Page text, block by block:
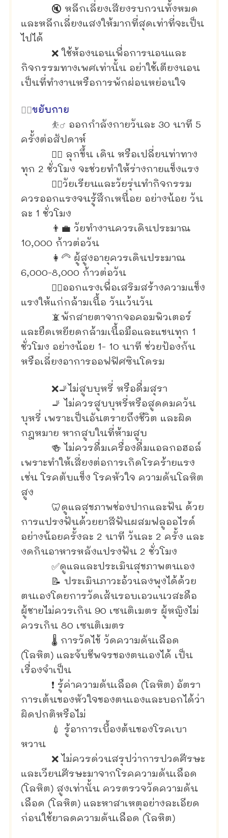
🔇 หลีกเลี่ยงเสียงรบกวนทั้งหมด
และหลีกเลี่ยงแสงให้มากที่สุดเท่าที่จะเป็น
ไปได้
❌ ใช้ห้องนอนเพื่อการนอนและ
กิจกรรมทางเพศเท่านั้น อย่าใช้เตียงนอน
เป็นที่ทำงานหรือการพักผ่อนหย่อนใจ
🏃‍♀️ขยับกาย
⛹️‍♂️ ออกกำลังกายวันละ 30 นาที 5
ครั้งต่อสัปดาห์
🚶‍♂️ ลุกขึ้น เดิน หรือเปลี่ยนท่าทาง
ทุก 2 ชั่วโมง จะช่วยทำให้ร่างกายแข็งแรง
🦸‍♂️วัยเรียนและวัยรุ่นทำกิจกรรม
ควรออกแรงจนรู้สึกเหนื่อย อย่างน้อย วัน
ละ 1 ชั่วโมง
👨‍💼 วัยทำงานควรเดินประมาณ
10,000 ก้าวต่อวัน
👩‍🦳 ผู้สูงอายุควรเดินประมาณ
6,000-8,000 ก้าวต่อวัน
🏋️‍♀️ออกแรงเพื่อเสริมสร้างความแข็ง
แรงให้แก่กล้ามเนื้อ วันเว้นวัน
📵พักสายตาจากจอคอมพิวเตอร์
และยืดเหยียดกล้ามเนื้อมือและแขนทุก 1
ชั่วโมง อย่างน้อย 1- 10 นาที ช่วยป้องกัน
หรือเลี่ยงอาการออฟฟิศซินโดรม
❌🚬ไม่สูบบุหรี่ หรือดื่มสุรา
🚬 ไม่ควรสูบบุหรี่หรือสูดดมควัน
บุหรี่ เพราะเป็นอันตรายถึงชีวิต และผิด
กฎหมาย หากสูบในที่ห้ามสูบ
🍻 ไม่ควรดื่มเครื่องดื่มแอลกอฮอล์
เพราะทำให้เสี่ยงต่อการเกิดโรคร้ายแรง
เช่น โรคตับแข็ง โรคหัวใจ ความดันโลหิต
สูง
🦷ดูแลสุขภาพช่องปากและฟัน ด้วย
การแปรงฟันด้วยยาสีฟันผสมฟลูออไรด์
อย่างน้อยครั้งละ 2 นาที วันละ 2 ครั้ง และ
งดกินอาหารหลังแปรงฟัน 2 ชั่วโมง
✅ดูแลและประเมินสุขภาพตนเอง
📝 ประเมินภาวะอ้วนลงพุงได้ด้วย
ตนเองโดยการวัดเส้นรอบเอวแนวสะดือ
ผู้ชายไม่ควรเกิน 90 เซนติเมตร ผู้หญิงไม่
ควรเกิน 80 เซนติเมตร
🌡 การวัดไข้ วัดความดันเลือด
(โลหิต) และจับชีพจรของตนเองได้ เป็น
เรื่องจำเป็น
❗ รู้ค่าความดันเลือด (โลหิต) อัตรา
การเต้นของหัวใจของตนเองและบอกได้ว่า
ผิดปกติหรือไม่
💉 รู้อาการเบื้องต้นของโรคเบา
หวาน
❌ ไม่ควรด่วนสรุปว่าการปวดศีรษะ
และเวียนศีรษะมาจากโรคความดันเลือด
(โลหิต) สูงเท่านั้น ควรตรวจวัดความดัน
เลือด (โลหิต) และหาสาเหตุอย่างละเอียด
ก่อนใช้ยาลดความดันเลือด (โลหิต)